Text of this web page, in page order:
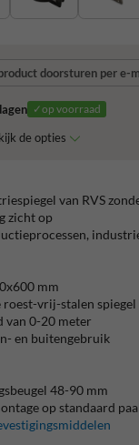
doorsturen per e-
✓op voorraad
de opties
van RVS
zicht op
mm
vrij-stalen spiegel
van 0-20 meter
en buitengebruik
48-90 mm
op standaard